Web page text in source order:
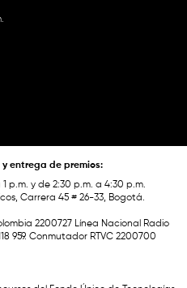
entrega de premios:
p.m. y de 2:30 p.m. a 4:30 p.m.
Carrera 45 # 26-33, Bogotá.
2200727 Línea Nacional Radio
959. Conmutador RTVC 2200700